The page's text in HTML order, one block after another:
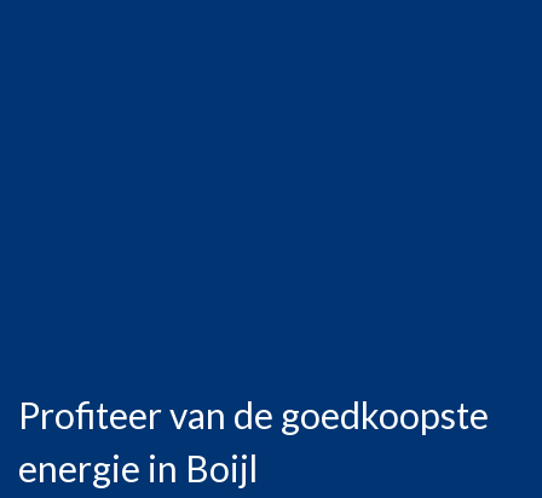
Profiteer van de goedkoopste
energie in Boijl